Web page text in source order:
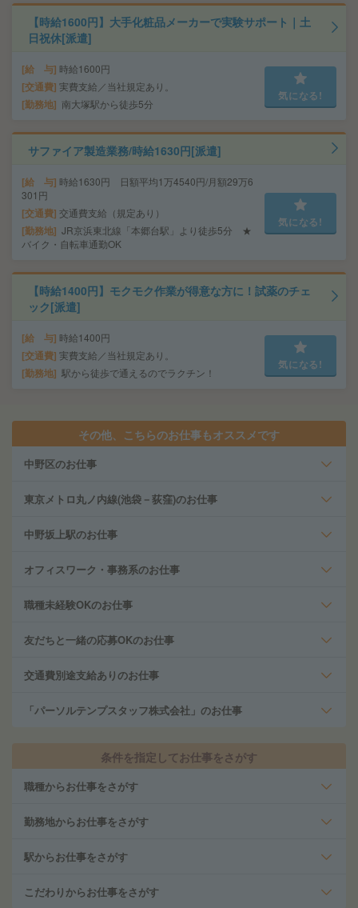
【時給1600円】大手化粧品メーカーで実験サポート｜土
日祝休[派遣]
給 与 時給1600円
交通費 実費支給／当社規定あり。
勤務地 南大塚駅から徒歩5分
気になる!
サファイア製造業務/時給1630円[派遣]
給 与 時給1630円 日額平均1万4540円/月額29万6
301円
交通費 交通費支給（規定あり）
勤務地 JR京浜東北線「本郷台駅」より徒歩5分 ★
バイク・自転車通勤OK
気になる!
【時給1400円】モクモク作業が得意な方に！試薬のチェ
ック[派遣]
給 与 時給1400円
交通費 実費支給／当社規定あり。
勤務地 駅から徒歩で通えるのでラクチン！
気になる!
その他、こちらのお仕事もオススメです
中野区のお仕事
東京メトロ丸ノ内線(池袋－荻窪)のお仕事
中野坂上駅のお仕事
オフィスワーク・事務系のお仕事
職種未経験OKのお仕事
友だちと一緒の応募OKのお仕事
交通費別途支給ありのお仕事
「パーソルテンプスタッフ株式会社」のお仕事
条件を指定してお仕事をさがす
職種からお仕事をさがす
勤務地からお仕事をさがす
駅からお仕事をさがす
こだわりからお仕事をさがす